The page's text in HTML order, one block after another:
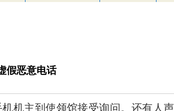
假恶意电话
机主到使领馆接受询问。还有人